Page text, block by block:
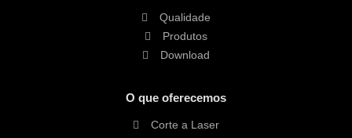
Qualidade
Produtos
Download
O que oferecemos
Corte a Laser